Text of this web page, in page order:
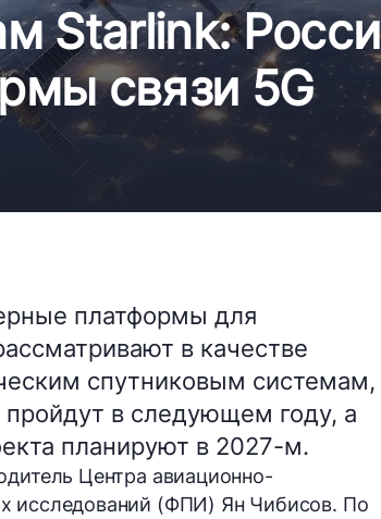
Starlink:
связи 5G
платформы для
в качестве
спутниковым системам,
в следующем году, а
планируют в 2027-м.
Центра авиационно-
исследований (ФПИ) Ян Чибисов. По